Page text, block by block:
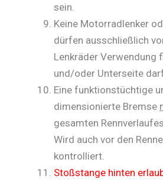
sein.
Keine Motorradlenker
dürfen ausschließlich
Lenkräder Verwendung
und/oder Unterseite
Eine funktionstüchtige
dimensionierte Bremse
gesamten
Wird auch vor den
kontrolliert.
Stoßstange hinten